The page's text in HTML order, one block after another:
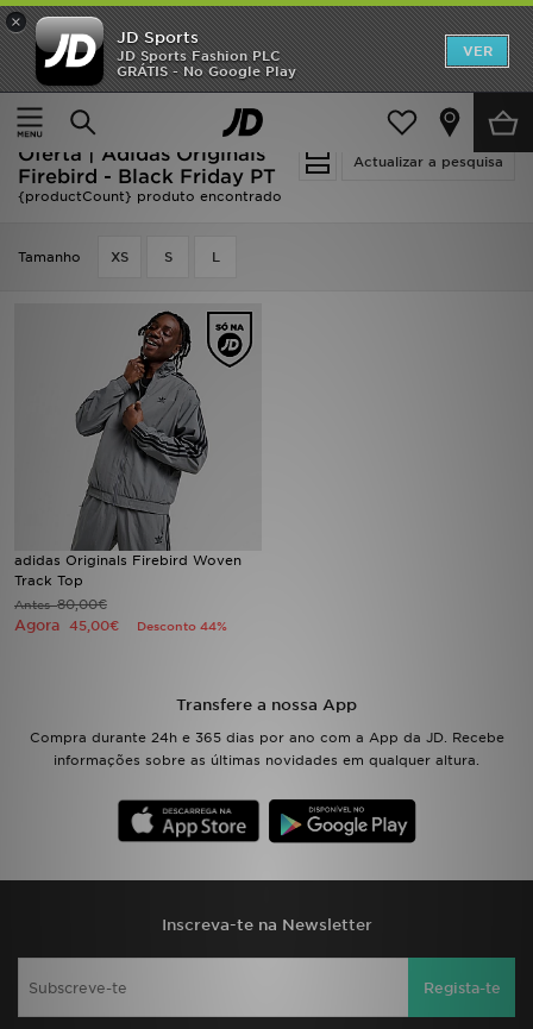
×
JD Sports
JD Sports Fashion PLC
GRÁTIS - No Google Play
VER
Página principal
Actualizar a pesquisa
Oferta | Adidas Originals
Firebird - Black Friday PT
{productCount} produto encontrado
Tamanho XS S L
adidas Originals Firebird Woven
Track Top
Antes80,00€
Agora 45,00€ Desconto 44%
Transfere a nossa App
Compra durante 24h e 365 dias por ano com a App da JD. Recebe
informações sobre as últimas novidades em qualquer altura.
Inscreva-te na Newsletter
Regista-te
INÍCIO
Promoções
NOVIDADES
HOMEM
MULHER
DESPORTO
FUTEBOL JD
VER MARCAS
LOCALIZADOR DE LOJAS
BLOG
SUBSCREVE